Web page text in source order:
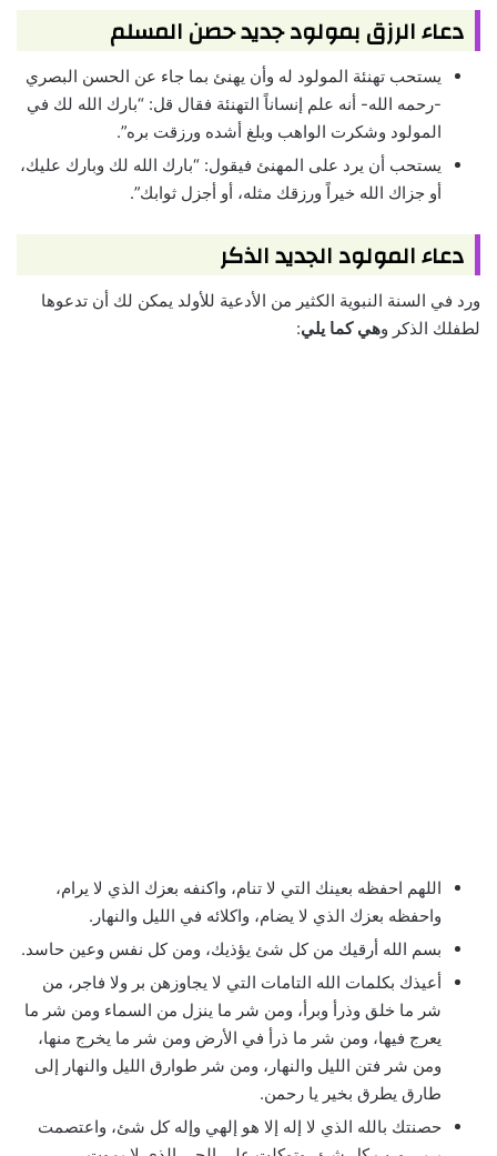
دعاء الرزق بمولود جديد حصن المسلم
يستحب تهنئة المولود له وأن يهنئ بما جاء عن الحسن البصري
-رحمه الله- أنه علم إنساناً التهنئة فقال قل: “بارك الله لك في
المولود وشكرت الواهب وبلغ أشده ورزقت بره”.
يستحب أن يرد على المهنئ فيقول: “بارك الله لك وبارك عليك،
أو جزاك الله خيراً ورزقك مثله، أو أجزل ثوابك”.
دعاء المولود الجديد الذكر
ورد في السنة النبوية الكثير من الأدعية للأولد يمكن لك أن تدعوها
لطفلك الذكر وهي كما يلي:
اللهم احفظه بعينك التي لا تنام، واكنفه بعزك الذي لا يرام،
واحفظه بعزك الذي لا يضام، واكلائه في الليل والنهار.
بسم الله أرقيك من كل شئ يؤذيك، ومن كل نفس وعين حاسد.
أعيذك بكلمات الله التامات التي لا يجاوزهن بر ولا فاجر، من
شر ما خلق وذرأ وبرأ، ومن شر ما ينزل من السماء ومن شر ما
يعرج فيها، ومن شر ما ذرأ في الأرض ومن شر ما يخرج منها،
ومن شر فتن الليل والنهار، ومن شر طوارق الليل والنهار إلى
طارق يطرق بخير يا رحمن.
حصنتك بالله الذي لا إله إلا هو إلهي وإله كل شئ، واعتصمت